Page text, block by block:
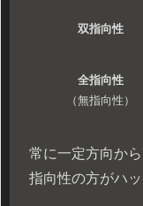
双指向性
全指向性
（無指向性）
常に一定方向か
指向性の方がハ